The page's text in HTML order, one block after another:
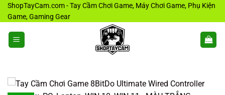
Bỏ
qua
nội
dung
ShopTayCam.com - Tay Cầm Chơi Game, Máy Chơi Game, Phụ Kiện
Game, Gaming Gear